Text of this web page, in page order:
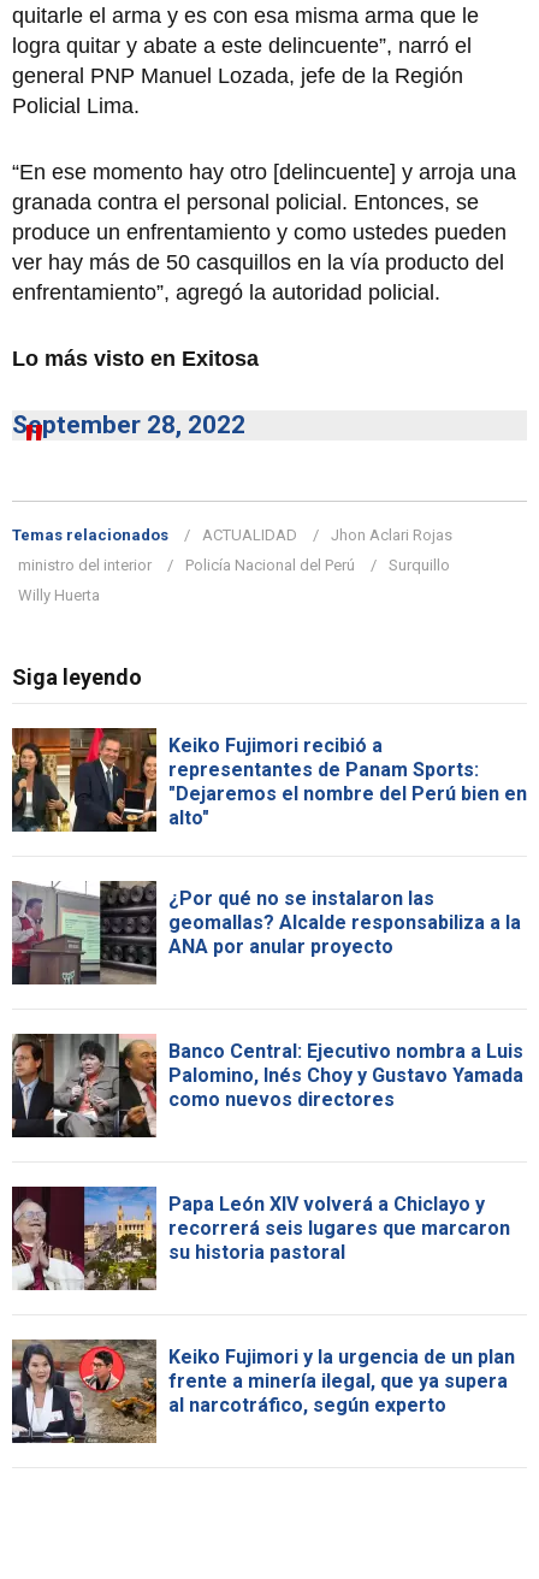
quitarle el arma y es con esa misma arma que le
logra quitar y abate a este delincuente”, narró el
general PNP Manuel Lozada, jefe de la Región
Policial Lima.
“En ese momento hay otro [delincuente] y arroja una
granada contra el personal policial. Entonces, se
produce un enfrentamiento y como ustedes pueden
ver hay más de 50 casquillos en la vía producto del
enfrentamiento”, agregó la autoridad policial.
Lo más visto en Exitosa
September 28, 2022
Temas relacionados ACTUALIDAD
Jhon Aclari Rojas
ministro del interior
Policía Nacional del Perú
Surquillo
Willy Huerta
Siga leyendo
Keiko Fujimori recibió a
representantes de Panam Sports:
"Dejaremos el nombre del Perú bien en
alto"
¿Por qué no se instalaron las
geomallas? Alcalde responsabiliza a la
ANA por anular proyecto
Banco Central: Ejecutivo nombra a Luis
Palomino, Inés Choy y Gustavo Yamada
como nuevos directores
Papa León XIV volverá a Chiclayo y
recorrerá seis lugares que marcaron
su historia pastoral
Keiko Fujimori y la urgencia de un plan
frente a minería ilegal, que ya supera
al narcotráfico, según experto